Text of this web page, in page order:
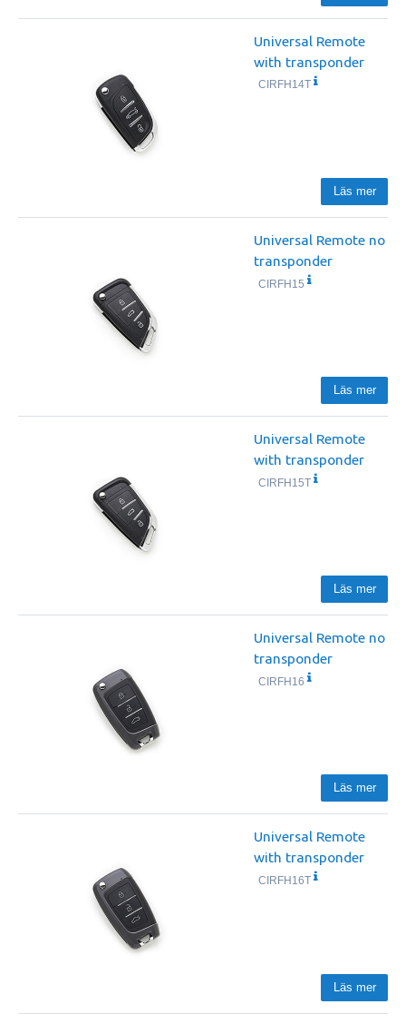
Universal Remote
with transponder
CIRFH14T
Läs mer
Universal Remote no
transponder
CIRFH15
Läs mer
Universal Remote
with transponder
CIRFH15T
Läs mer
Universal Remote no
transponder
CIRFH16
Läs mer
Universal Remote
with transponder
CIRFH16T
Läs mer